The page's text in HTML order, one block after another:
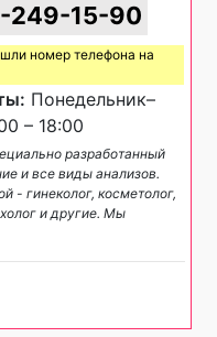
249-15-90
номер телефона на
Понедельник–
– 18:00
разработанный
и все виды анализов.
- гинеколог, косметолог,
и другие. Мы